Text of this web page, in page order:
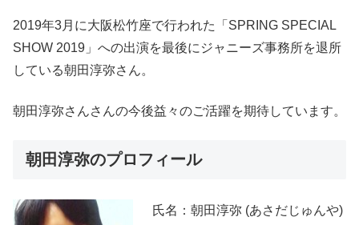
2019年3月に大阪松竹座で行われた「SPRING SPECIAL
SHOW 2019」への出演を最後にジャニーズ事務所を退所
している朝田淳弥さん。
朝田淳弥さんさんの今後益々のご活躍を期待しています。
朝田淳弥のプロフィール
氏名：朝田淳弥 (あさだじゅんや)